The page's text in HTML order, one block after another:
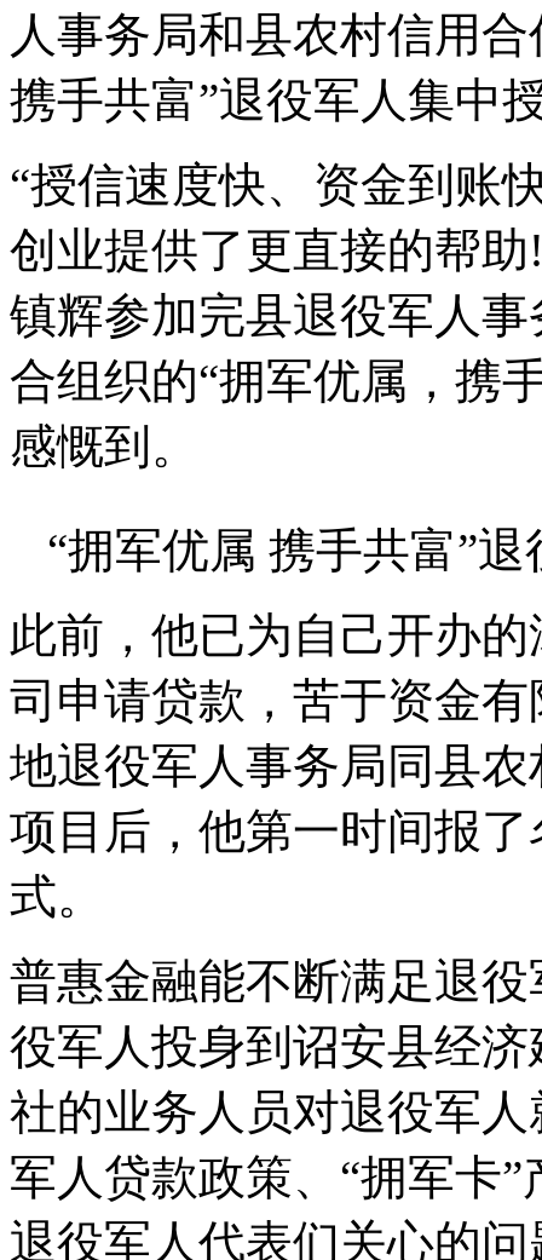
人事务局和县农村信用
携手共富”退役军人集中
“授信速度快、资金到账
创业提供了更直接的帮
镇辉参加完县退役军人
合组织的“拥军优属，携
感慨到。
“拥军优属 携手共富”
此前，他已为自己开办
司申请贷款，苦于资金
地退役军人事务局同县
项目后，他第一时间报
式。
普惠金融能不断满足退
役军人投身到诏安县经
社的业务人员对退役军
军人贷款政策、“拥军卡
退役军人代表们关心的